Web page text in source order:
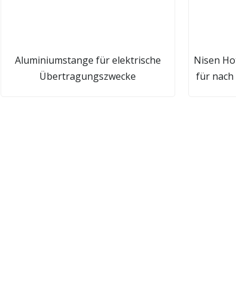
Aluminiumstange für elektrische
Übertragungszwecke
Nisen
für nach